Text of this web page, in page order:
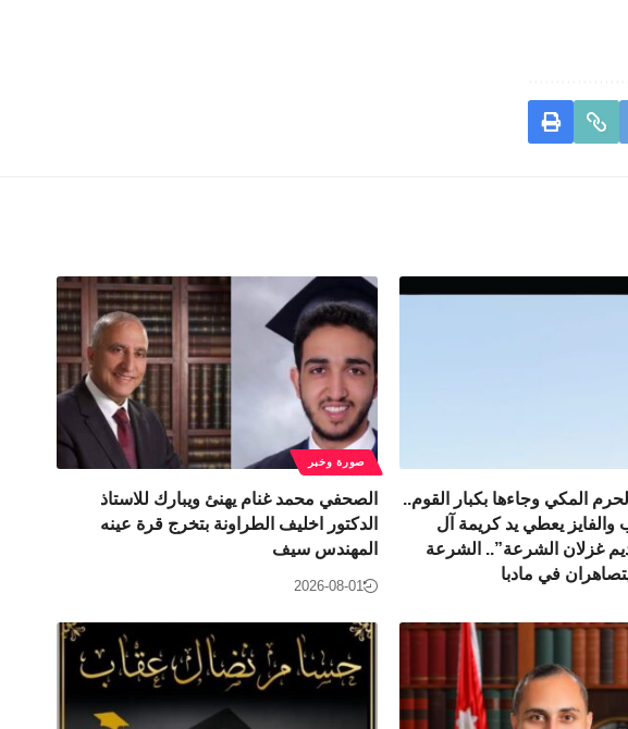
المكي وجاءها بكبار القوم..
والفايز يعطي يد كريمة آل
غزلان الشرعة”.. الشرعة
في مادبا
صورة وخبر
الصحفي محمد غنام يهنئ ويبارك للاستاذ
الدكتور اخليف الطراونة بتخرج قرة عينه
المهندس سيف
2026-08-01